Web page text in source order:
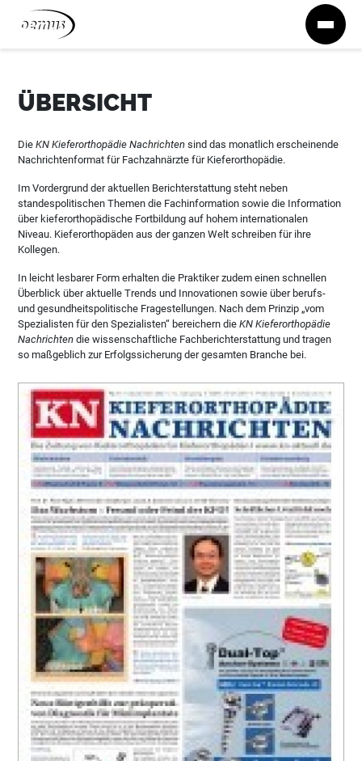
Zum Inhalt springen
ÜBERSICHT
DieKN Kieferorthopädie Nachrichten sind das monatlich erscheinende
Nachrichtenformat für Fachzahnärzte für Kieferorthopädie.
Im Vordergrund der aktuellen Berichterstattung steht neben
standespolitischen Themen die Fachinformation sowie die Information
über kieferorthopädische Fortbildung auf hohem internationalen
Niveau. Kieferorthopäden aus der ganzen Welt schreiben für ihre
Kollegen.
In leicht lesbarer Form erhalten die Praktiker zudem einen schnellen
Überblick über aktuelle Trends und Innovationen sowie über berufs-
und gesundheitspolitische Fragestellungen. Nach dem Prinzip „vom
Spezialisten für den Spezialisten“ bereichern dieKN Kieferorthopädie
Nachrichten die wissenschaftliche Fachberichterstattung und tragen
so maßgeblich zur Erfolgssicherung der gesamten Branche bei.